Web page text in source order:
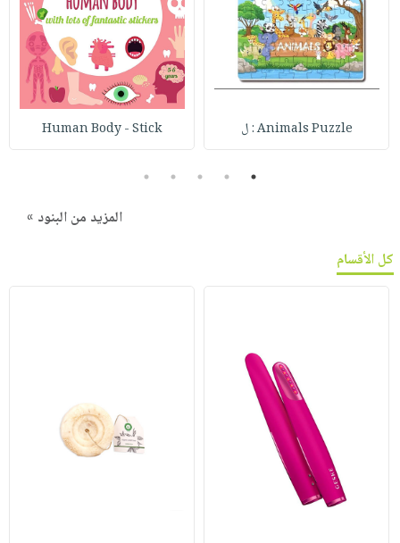
Animals Puzzle : ل Human Body - Stick
1
2
3
4
5
المزيد من البنود »
كل الأقسام